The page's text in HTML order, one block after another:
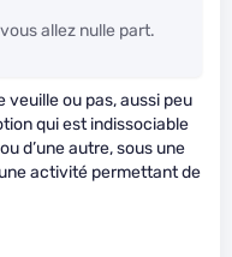
allez nulle part.
veuille ou pas, aussi peu
qui est indissociable
d’une autre, sous une
activité permettant de